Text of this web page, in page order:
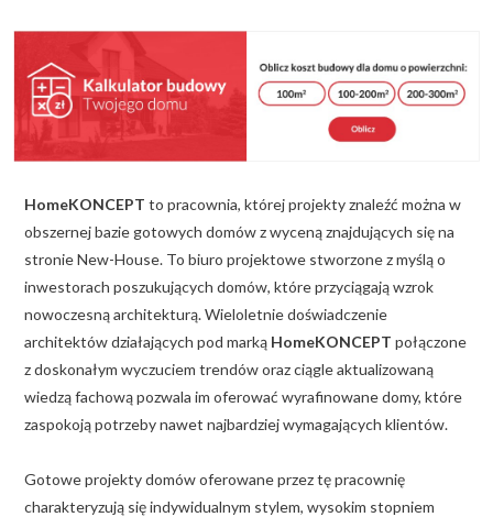
KALKULATOR BUDOWY
BLOG
O NAS
KONAKT
ZAPISZ SIĘ
HomeKONCEPT to pracownia, której projekty znaleźć można w
obszernej bazie gotowych domów z wyceną znajdujących się na
stronie New-House. To biuro projektowe stworzone z myślą o
inwestorach poszukujących domów, które przyciągają wzrok
nowoczesną architekturą. Wieloletnie doświadczenie
architektów działających pod marką HomeKONCEPT połączone
z doskonałym wyczuciem trendów oraz ciągle aktualizowaną
wiedzą fachową pozwala im oferować wyrafinowane domy, które
zaspokoją potrzeby nawet najbardziej wymagających klientów.
Gotowe projekty domów oferowane przez tę pracownię
charakteryzują się indywidualnym stylem, wysokim stopniem